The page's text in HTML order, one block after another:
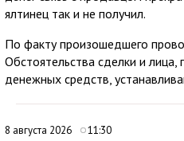
ялтинец так и не получил.
По факту произошедшего
Обстоятельства сделки и
денежных средств,
8 августа 2026 11:30